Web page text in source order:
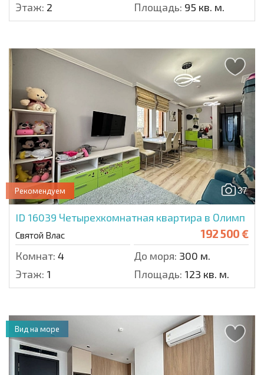
Этаж: 2 Площадь: 95 кв. м.
37
Рекомендуем
ID 16039 Четырехкомнатная квартира в Олимп
Святой Влас 192 500 €
Комнат: 4 До моря: 300 м.
Этаж: 1 Площадь: 123 кв. м.
Вид на море